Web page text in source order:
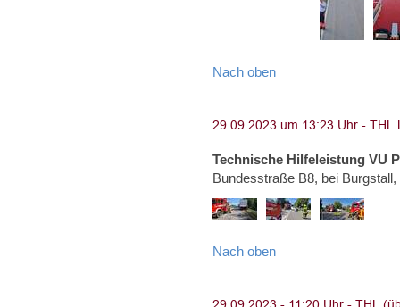
Nach oben
Technische Hilfeleistung VU
Bundesstraße B8, bei
Nach oben